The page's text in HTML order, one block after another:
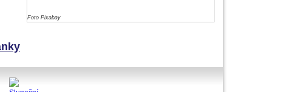
Foto Pixabay